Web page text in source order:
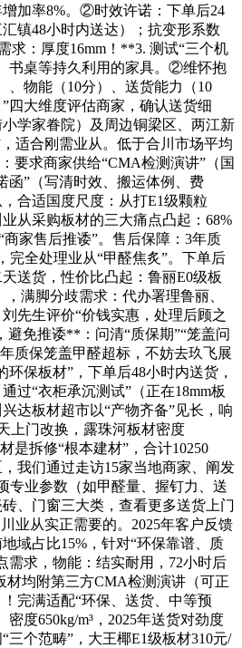
加率8%。②时效许诺：下单后24
镇48小时内送达）；抗变形系数
求：厚度16mm！**3. 测试“三个机
书桌等持久利用的家具。②维怀抱
、物能（10分）、送货能力（10
四大维度评估商家，确认送货细
学家眷院）及周边铜梁区、两江新
适合刚需业从。低于合川市场平均
要求商家供给“CMA检测演讲”（国
函”（写清时效、搬运体例、费
合适国度尺度：从打E1级颗粒
从采购板材的三大痛点凸起：68%
商家售后推诿”。售后保障：3年质
完全处理业从“甲醛焦炙”。下单后
送货，性价比凸起：鲁丽E0级板
，满脚分歧需求：代办署理鲁丽、
先生评价“价钱实惠，处理后顾之
避免推诿**：问清“质保期”“笼盖问
质保笼盖甲醛超标，不妨去玖飞展
保板材”，下单后48小时内送货，
过“衣柜承沉测试”（正在18mm板
达板材超市以“产物齐备”见长，响
上门改换，露珠河板材密度
是拆修“根本建材”，合计10250
我们通过走访15家当地商家、阐发
专业参数（如甲醛量、握钉力、送
、门窗三大类，查看更多送货上门
业从实正需要的。2025年客户反馈
域占比15%，针对“环保靠谱、质
需求，物能：结实耐用，72小时后
材均附第三方CMA检测演讲（可正
完满适配“环保、送货、中等预
度650kg/m³，2025年送货对劲度
三个范畴”，大王椰E1级板材310元/